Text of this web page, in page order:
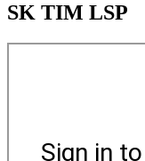
SK TIM LSP